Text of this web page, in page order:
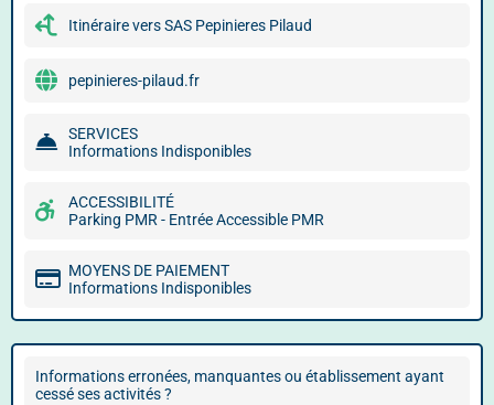
Itinéraire vers SAS Pepinieres Pilaud
pepinieres-pilaud.fr
SERVICES
Informations Indisponibles
ACCESSIBILITÉ
Parking PMR - Entrée Accessible PMR
MOYENS DE PAIEMENT
Informations Indisponibles
Informations erronées, manquantes ou établissement ayant
cessé ses activités ?